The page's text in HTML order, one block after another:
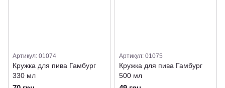
Артикул: 01074
Кружка для пива Гамбург
330 мл
Артикул: 01075
Кружка для пива Гамбург
500 мл